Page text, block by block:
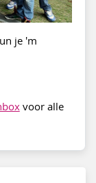
je 'm
voor alle